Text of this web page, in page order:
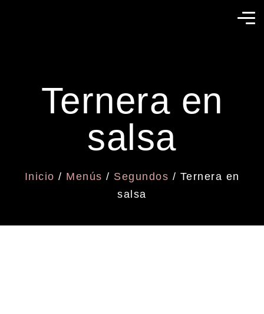
Ternera en
salsa
Inicio / Menús / Segundos / Ternera en
salsa